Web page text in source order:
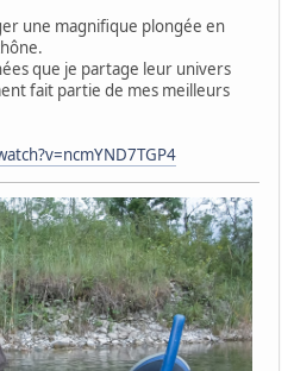
une magnifique plongée en
que je partage leur univers
fait partie de mes meilleurs